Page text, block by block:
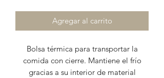
Agregar al carrito
Bolsa térmica para transportar la
comida con cierre. Mantiene el frío
gracias a su interior de material